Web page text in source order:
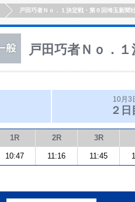
戸田巧者Ｎｏ．１決定戦・第６回埼玉新聞
戸田巧者Ｎｏ．
10月3
２日
1R 2R 3R
10:47 11:16 11:45